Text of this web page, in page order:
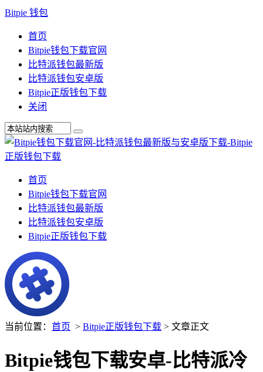
Bitpie 钱包
首页
Bitpie钱包下载官网
比特派钱包最新版
比特派钱包安卓版
Bitpie正版钱包下载
关闭
首页
Bitpie钱包下载官网
比特派钱包最新版
比特派钱包安卓版
Bitpie正版钱包下载
当前位置： 首页 > Bitpie正版钱包下载 > 文章正文
Bitpie钱包下载安卓-比特派冷